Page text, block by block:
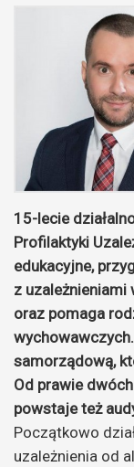
15-lecie
Profilaktyki
edukacyjne,
z uzależnieniami
oraz pomaga
samorządową,
Od prawie
powstaje też
Początkowo
uzależnienia od